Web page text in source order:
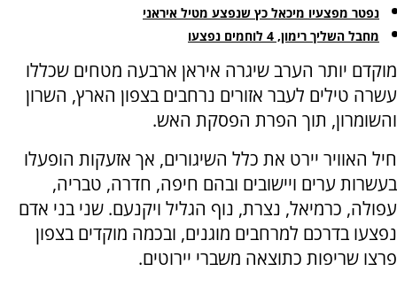
נפטר מפצעיו מיכאל כץ שנפצע מטיל איראני
מחבל השליך רימון, 4 לוחמים נפצעו
מוקדם יותר הערב שיגרה איראן ארבעה מטחים שכללו
עשרה טילים לעבר אזורים נרחבים בצפון הארץ, השרון
והשומרון, תוך הפרת הפסקת האש.
חיל האוויר יירט את כלל השיגורים, אך אזעקות הופעלו
בעשרות ערים ויישובים ובהם חיפה, חדרה, טבריה,
עפולה, כרמיאל, נצרת, נוף הגליל ויקנעם. שני בני אדם
נפצעו בדרכם למרחבים מוגנים, ובכמה מוקדים בצפון
פרצו שריפות כתוצאה משברי יירוטים.